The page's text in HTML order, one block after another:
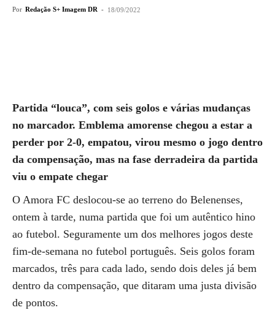
Por Redação S+ Imagem DR - 18/09/2022
Partida “louca”, com seis golos e várias mudanças
no marcador. Emblema amorense chegou a estar a
perder por 2-0, empatou, virou mesmo o jogo dentro
da compensação, mas na fase derradeira da partida
viu o empate chegar
O Amora FC deslocou-se ao terreno do Belenenses,
ontem à tarde, numa partida que foi um autêntico hino
ao futebol. Seguramente um dos melhores jogos deste
fim-de-semana no futebol português. Seis golos foram
marcados, três para cada lado, sendo dois deles já bem
dentro da compensação, que ditaram uma justa divisão
de pontos.